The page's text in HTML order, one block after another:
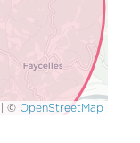
© OpenStreetMap